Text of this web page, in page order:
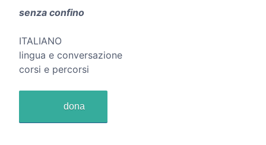
senza confino
ITALIANO
lingua e conversazione
corsi e percorsi
dona